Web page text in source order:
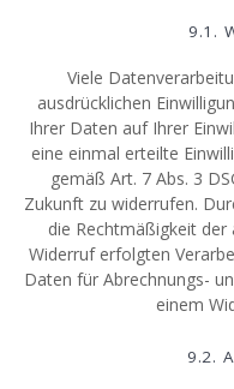
9.1.
Viele
ausdrücklichen
Ihrer Daten auf Ihrer
eine einmal erteilte
gemäß Art. 7 Abs. 3
Zukunft zu widerrufen.
die Rechtmäßigkeit der
Widerruf erfolgten
Daten für Abrechnungs-
einem
9.2.